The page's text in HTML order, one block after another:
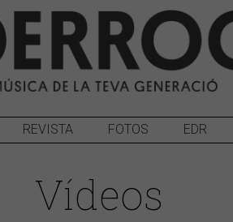
REVISTA FOTOS EDR
Vídeos